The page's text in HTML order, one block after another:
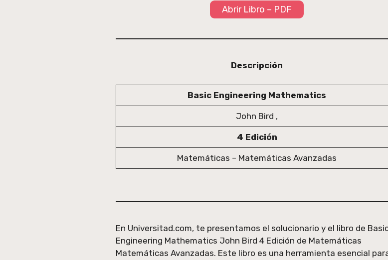
Abrir Libro – PDF
Descripción
Basic Engineering Mathematics
John Bird ,
4 Edición
Matemáticas – Matemáticas Avanzadas
En Universitad.com, te presentamos el solucionario y el libro de
Engineering Mathematics John Bird 4 Edición de Matemáticas
Matemáticas Avanzadas. Este libro es una herramienta esencial